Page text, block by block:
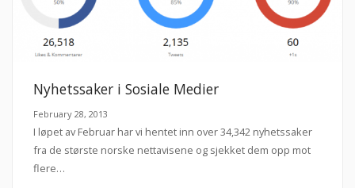
Nyhetssaker i Sosiale Medier
February 28, 2013
I løpet av Februar har vi hentet inn over 34,342 nyhetssaker
fra de største norske nettavisene og sjekket dem opp mot
flere…